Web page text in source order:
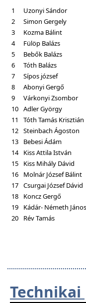
1
Uzonyi Sándor
2
Simon Gergely
3
Kozma Bálint
4
Fülöp Balázs
5
Bebők Balázs
6
Tóth Balázs
7
Sípos józsef
8
Abonyi Gergő
9
Várkonyi Zsombor
10 Adler György
11
Tóth Tamás Krisztián
12 Steinbach Ágoston
13
Bebesi Ádám
14 Kiss Attila István
15
Kiss Mihály Dávid
16
Molnár József Bálint
17 Csurgai József Dávid
18
Koncz Gergő
19
Kádár- Németh János
20
Rév Tamás